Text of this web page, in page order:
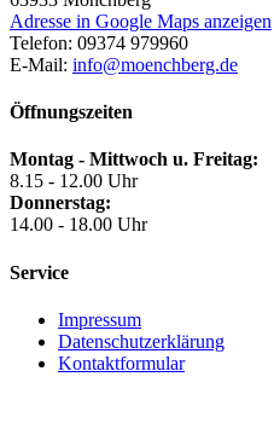
Adresse in Google Maps anzeigen
Telefon: 09374 979960
E-Mail: info@moenchberg.de
Öffnungszeiten
Montag - Mittwoch u. Freitag:
8.15 - 12.00 Uhr
Donnerstag:
14.00 - 18.00 Uhr
Service
Impressum
Datenschutzerklärung
Kontaktformular